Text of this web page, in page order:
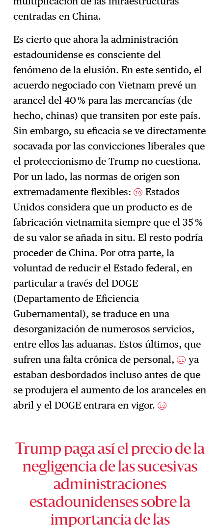
centradas en China.
Es cierto que ahora la administración
estadounidense es consciente del
fenómeno de la elusión. En este sentido, el
acuerdo negociado con Vietnam prevé un
arancel del 40 % para las mercancías (de
hecho, chinas) que transiten por este país.
Sin embargo, su eficacia se ve directamente
socavada por las convicciones liberales que
el proteccionismo de Trump no cuestiona.
Por un lado, las normas de origen son
extremadamente flexibles:10 Estados
Unidos considera que un producto es de
fabricación vietnamita siempre que el 35 %
de su valor se añada in situ. El resto podría
proceder de China. Por otra parte, la
voluntad de reducir el Estado federal, en
particular a través del DOGE
(Departamento de Eficiencia
Gubernamental), se traduce en una
desorganización de numerosos servicios,
entre ellos las aduanas. Estos últimos, que
sufren una falta crónica de personal,11 ya
estaban desbordados incluso antes de que
se produjera el aumento de los aranceles en
abril y el DOGE entrara en vigor.12
Trump paga así el precio de la
negligencia de las sucesivas
administraciones
estadounidenses sobre la
importancia de las